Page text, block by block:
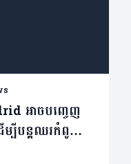
អាចបញ្ចេញ
បីបន្តឈរកំពូល